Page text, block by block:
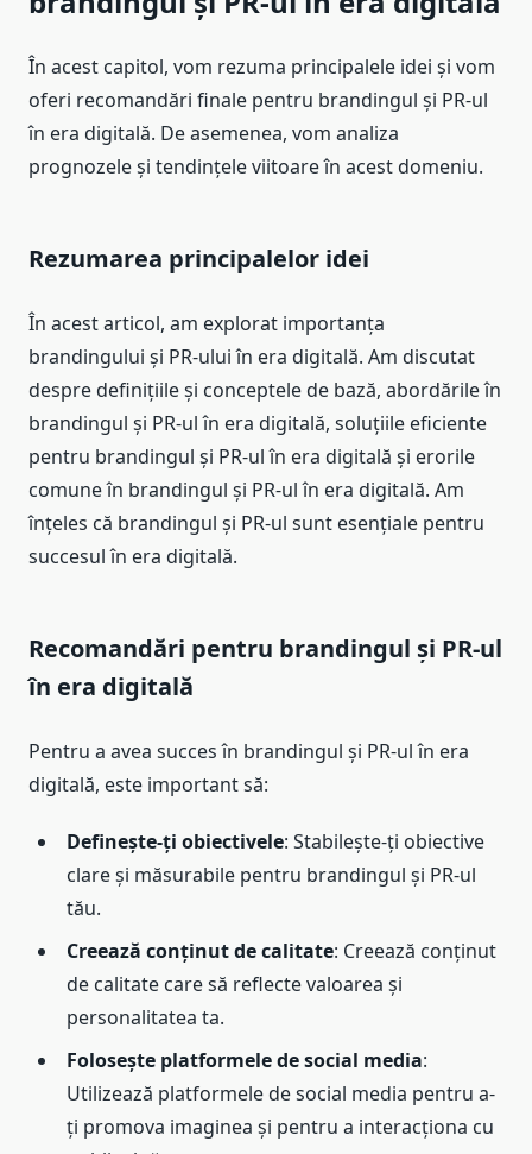
În acest capitol, vom rezuma principalele idei și vom
oferi recomandări finale pentru brandingul și PR-ul
în era digitală. De asemenea, vom analiza
prognozele și tendințele viitoare în acest domeniu.
Rezumarea principalelor idei
În acest articol, am explorat importanța
brandingului și PR-ului în era digitală. Am discutat
despre definițiile și conceptele de bază, abordările în
brandingul și PR-ul în era digitală, soluțiile eficiente
pentru brandingul și PR-ul în era digitală și erorile
comune în brandingul și PR-ul în era digitală. Am
înțeles că brandingul și PR-ul sunt esențiale pentru
succesul în era digitală.
Recomandări pentru brandingul și PR-ul
în era digitală
Pentru a avea succes în brandingul și PR-ul în era
digitală, este important să:
Definește-ți obiectivele: Stabilește-ți obiective
clare și măsurabile pentru brandingul și PR-ul
tău.
Creează conținut de calitate: Creează conținut
de calitate care să reflecte valoarea și
personalitatea ta.
Folosește platformele de social media:
Utilizează platformele de social media pentru a-
ți promova imaginea și pentru a interacționa cu